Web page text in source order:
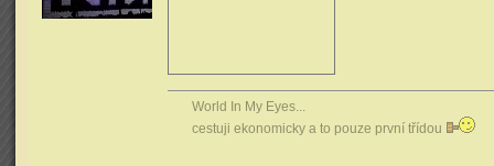
World In My Eyes...
cestuji ekonomicky a to pouze první třídou